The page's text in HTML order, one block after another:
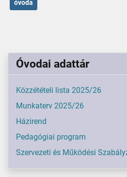
óvoda
Óvodai adattár
Közzétételi lista 2025/26
Munkaterv 2025/26
Házirend
Pedagógiai program
Szervezeti és Működési